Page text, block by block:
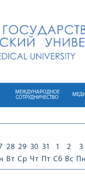
МЕЖДУНАРОДНОЕ
СОТРУДНИЧЕСТВО
28
Вт
29
Ср
30
Чт
31
Пт
1
Сб
2
Вс
3